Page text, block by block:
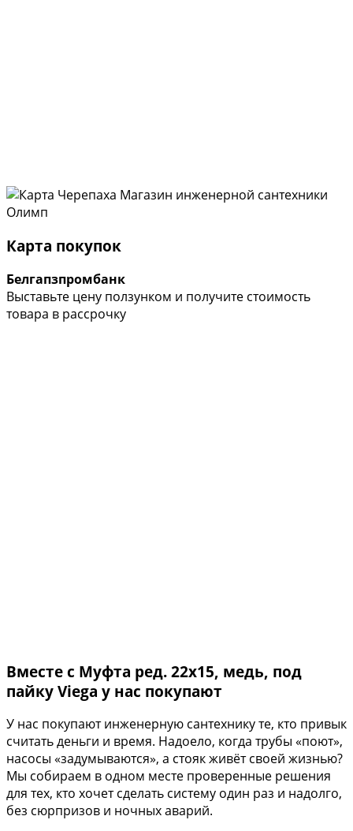
Карта покупок
Белгапзпромбанк
Выставьте цену ползунком и получите стоимость
товара в рассрочку
Вместе с Муфта ред. 22х15, медь, под
пайку Viega у нас покупают
У нас покупают инженерную сантехнику те, кто привык
считать деньги и время. Надоело, когда трубы «поют»,
насосы «задумываются», а стояк живёт своей жизнью?
Мы собираем в одном месте проверенные решения
для тех, кто хочет сделать систему один раз и надолго,
без сюрпризов и ночных аварий.